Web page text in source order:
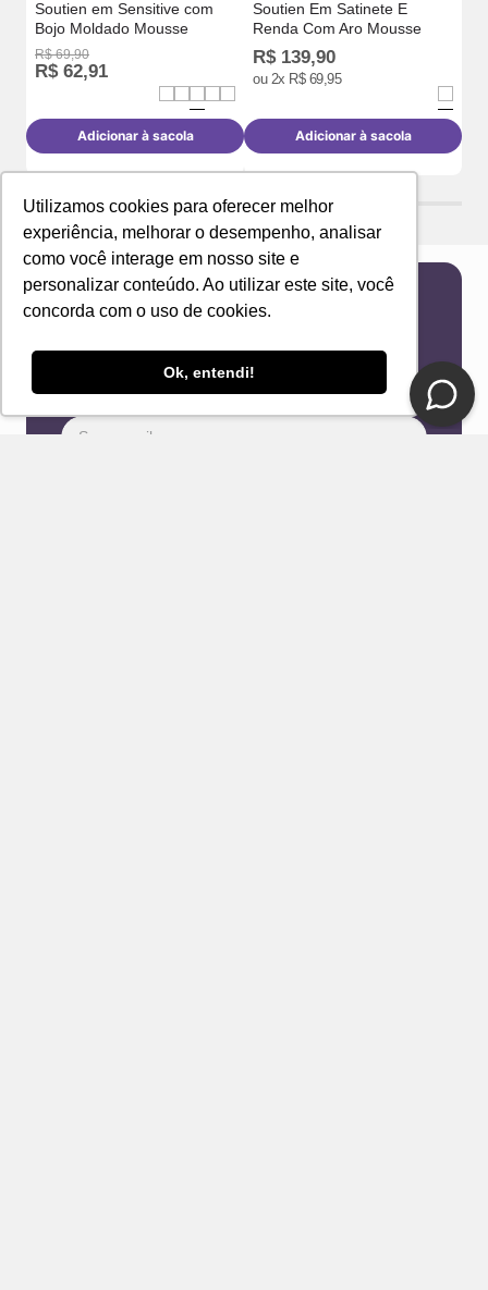
Utilizamos cookies para oferecer melhor
experiência, melhorar o desempenho, analisar
como você interage em nosso site e
personalizar conteúdo. Ao utilizar este site, você
concorda com o uso de cookies.
Ok, entendi!
Soutien em Sensitive com
Bojo Moldado Mousse
R$ 69,90
R$ 62,91
Adicionar à sacola
Soutien Em Satinete E
Renda Com Aro Mousse
R$ 139,90
ou 2x R$ 69, 95
Adicionar à sacola
Newsletter